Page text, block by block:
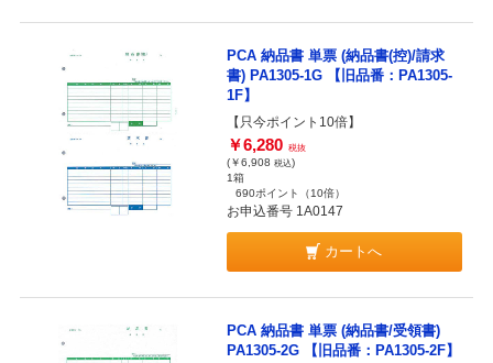
PCA 納品書 単票 (納品書(控)/請求
書) PA1305-1G 【旧品番：PA1305-
1F】
【只今ポイント10倍】
￥6,280 税抜
(￥6,908 税込)
1箱
690ポイント
（10倍）
お申込番号 1A0147
カートへ
PCA 納品書 単票 (納品書/受領書)
PA1305-2G 【旧品番：PA1305-2F】